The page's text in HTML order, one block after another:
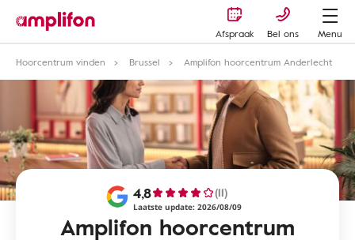
Afspraak Bel ons
Menu
Hoorcentrum vinden
Brussel Amplifon hoorcentrum Anderlecht
Amplifon hoorcentrum
4,8 (11)
Laatste update: 2026/08/09